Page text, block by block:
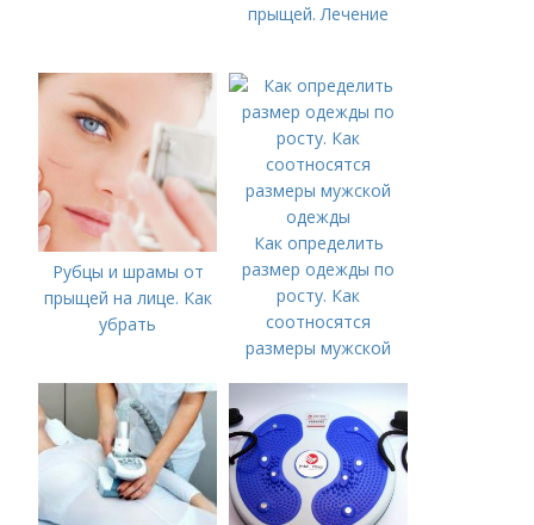
прыщей. Лечение
Рубцы и шрамы от
прыщей на лице. Как
убрать
Как определить
размер одежды по
росту. Как
соотносятся
размеры мужской